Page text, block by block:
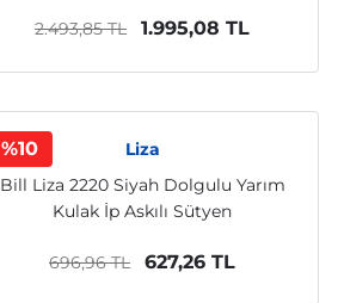
2.493,85 TL 1.995,08 TL
%10
Liza
Bill Liza 2220 Siyah Dolgulu Yarım
Kulak İp Askılı Sütyen
696,96 TL 627,26 TL